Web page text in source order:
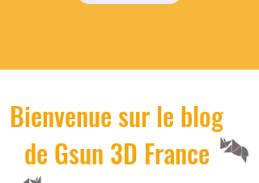
Bienvenue sur le blog
de Gsun 3D France